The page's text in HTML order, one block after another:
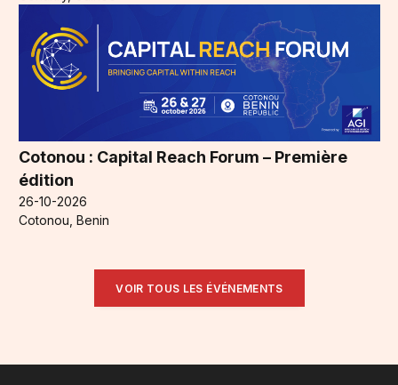
Cotonou : Capital Reach Forum – Première
édition
26-10-2026
Cotonou, Benin
VOIR TOUS LES ÉVÉNEMENTS